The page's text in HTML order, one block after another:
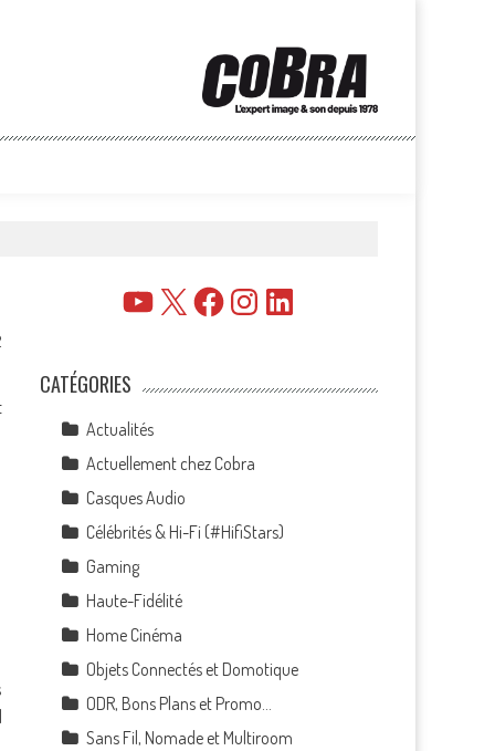
YouTube
X FacebookInstagramLinkedIn
CATÉGORIES
Actualités
Actuellement chez Cobra
Casques Audio
Célébrités & Hi-Fi (#HifiStars)
Gaming
Haute-Fidélité
Home Cinéma
Objets Connectés et Domotique
ODR, Bons Plans et Promo…
Sans Fil, Nomade et Multiroom